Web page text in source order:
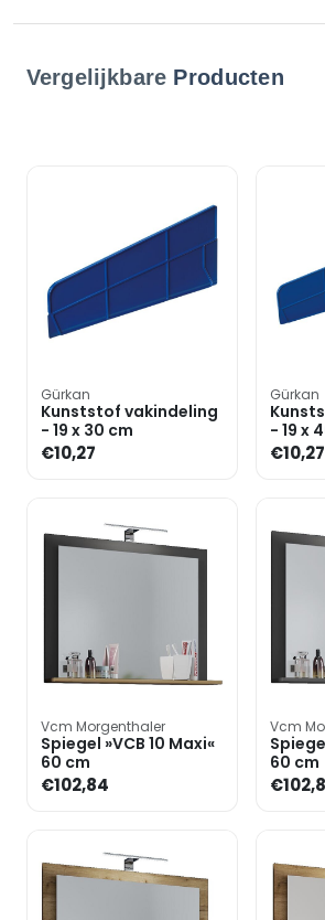
Vergelijkbare Producten
Gürkan
Kunststof vakindeling
- 19 x 30 cm
€10,27
Gürkan
- 19 x
€10,27
Vcm Morgenthaler
Spiegel »VCB 10 Maxi«
60 cm
€102,84
Vcm
60 cm